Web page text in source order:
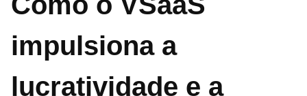
impulsiona a
lucratividade e a